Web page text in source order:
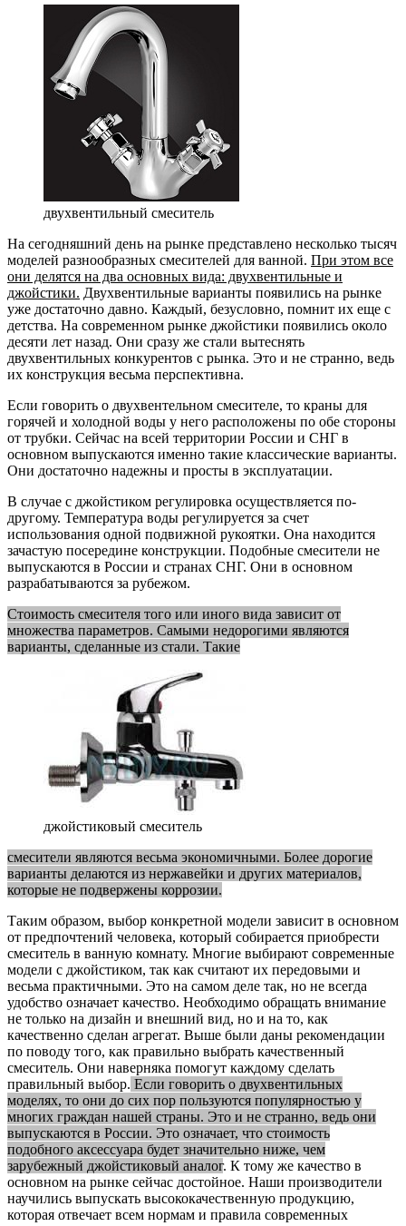
двухвентильный смеситель
На сегодняшний день на рынке представлено несколько тысяч
моделей разнообразных смесителей для ванной. При этом все
они делятся на два основных вида: двухвентильные и
джойстики. Двухвентильные варианты появились на рынке
уже достаточно давно. Каждый, безусловно, помнит их еще с
детства. На современном рынке джойстики появились около
десяти лет назад. Они сразу же стали вытеснять
двухвентильных конкурентов с рынка. Это и не странно, ведь
их конструкция весьма перспективна.
Если говорить о двухвентельном смесителе, то краны для
горячей и холодной воды у него расположены по обе стороны
от трубки. Сейчас на всей территории России и СНГ в
основном выпускаются именно такие классические варианты.
Они достаточно надежны и просты в эксплуатации.
В случае с джойстиком регулировка осуществляется по-
другому. Температура воды регулируется за счет
использования одной подвижной рукоятки. Она находится
зачастую посередине конструкции. Подобные смесители не
выпускаются в России и странах СНГ. Они в основном
разрабатываются за рубежом.
Стоимость смесителя того или иного вида зависит от
множества параметров. Самыми недорогими являются
варианты, сделанные из стали. Такие
джойстиковый смеситель
смесители являются весьма экономичными. Более дорогие
варианты делаются из нержавейки и других материалов,
которые не подвержены коррозии.
Таким образом, выбор конкретной модели зависит в основном
от предпочтений человека, который собирается приобрести
смеситель в ванную комнату. Многие выбирают современные
модели с джойстиком, так как считают их передовыми и
весьма практичными. Это на самом деле так, но не всегда
удобство означает качество. Необходимо обращать внимание
не только на дизайн и внешний вид, но и на то, как
качественно сделан агрегат. Выше были даны рекомендации
по поводу того, как правильно выбрать качественный
смеситель. Они наверняка помогут каждому сделать
правильный выбор. Если говорить о двухвентильных
моделях, то они до сих пор пользуются популярностью у
многих граждан нашей страны. Это и не странно, ведь они
выпускаются в России. Это означает, что стоимость
подобного аксессуара будет значительно ниже, чем
зарубежный джойстиковый аналог. К тому же качество в
основном на рынке сейчас достойное. Наши производители
научились выпускать высококачественную продукцию,
которая отвечает всем нормам и правила современных